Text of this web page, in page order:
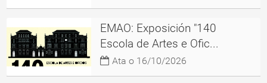
EMAO: Exposición "140
Escola de Artes e Ofic...
Ata o 16/10/2026